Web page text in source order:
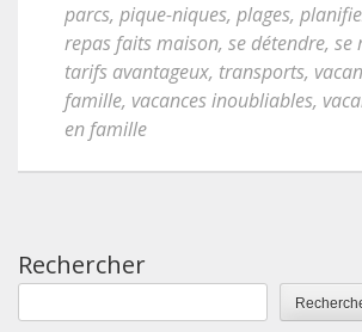
parcs, pique-niques, plages,
repas faits maison, se détendre, se
tarifs avantageux, transports,
famille, vacances inoubliables,
en famille
Rechercher